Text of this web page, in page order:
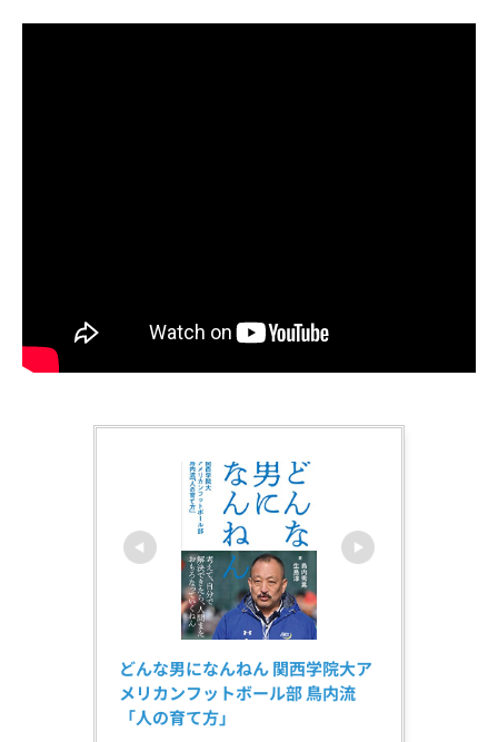
どんな男になんねん 関西学院大ア
メリカンフットボール部 鳥内流
「人の育て方」